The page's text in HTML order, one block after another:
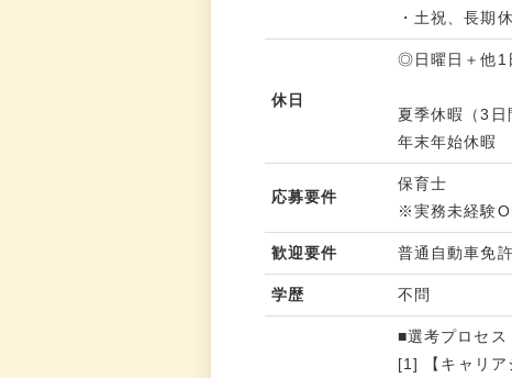
・土祝、長
休日
◎日曜日＋他1
夏季休暇（3日
年末年始休暇
応募要件
保育士
※実務未経験
歓迎要件 普通自動車免許
学歴 不問
■選考プロセス
[1] 【キャリア